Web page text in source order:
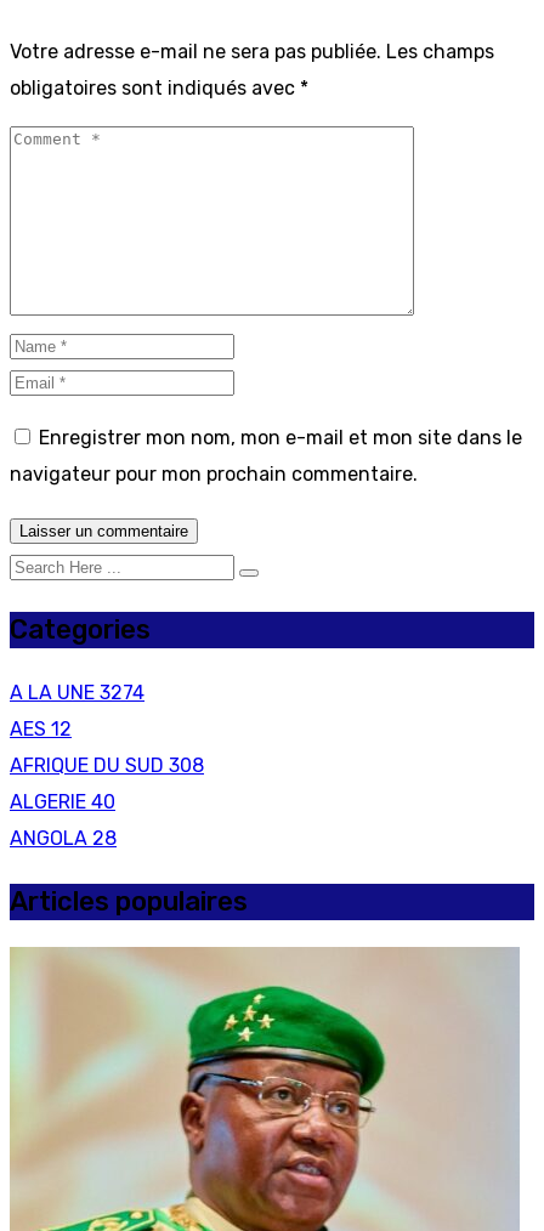
Votre adresse e-mail ne sera pas publiée. Les champs
obligatoires sont indiqués avec *
Enregistrer mon nom, mon e-mail et mon site dans le
navigateur pour mon prochain commentaire.
Categories
A LA UNE 3274
AES 12
AFRIQUE DU SUD 308
ALGERIE 40
ANGOLA 28
Articles populaires